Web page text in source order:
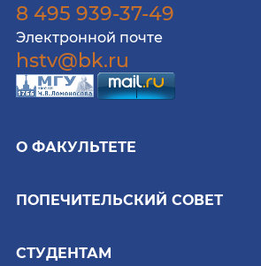
8 495 939-37-49
Электронной почте
hstv@bk.ru
О ФАКУЛЬТЕТЕ
ПОПЕЧИТЕЛЬСКИЙ СОВЕТ
СТУДЕНТАМ